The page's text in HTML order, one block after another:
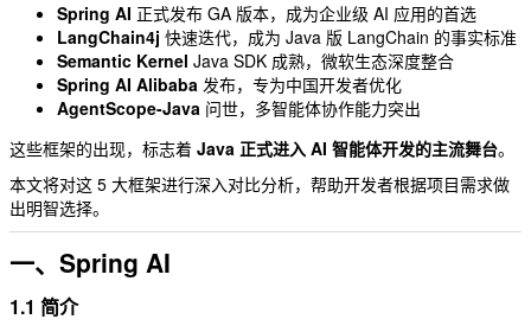
Spring AI 正式发布 GA 版本，成为企业级 AI 应用的首选
LangChain4j 快速迭代，成为 Java 版 LangChain 的事实标准
Semantic Kernel Java SDK 成熟，微软生态深度整合
Spring AI Alibaba 发布，专为中国开发者优化
AgentScope-Java 问世，多智能体协作能力突出
这些框架的出现，标志着 Java 正式进入 AI 智能体开发的主流舞台。
本文将对这 5 大框架进行深入对比分析，帮助开发者根据项目需求做
出明智选择。
一、Spring AI
1.1 简介